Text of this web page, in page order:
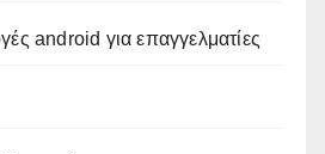
android για επαγγελματίες